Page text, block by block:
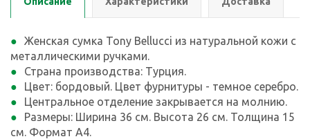
Женская сумка Tony Bellucci из натуральной кожи с
металлическими ручками.
Страна производства: Турция.
Цвет: бордовый. Цвет фурнитуры - темное серебро.
Центральное отделение закрывается на молнию.
Размеры: Ширина 36 см. Высота 26 см. Толщина 15
см. Формат А4.